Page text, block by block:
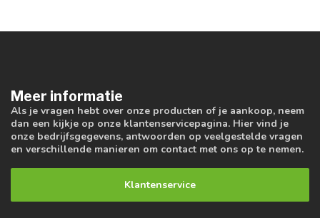
Meer informatie
Als je vragen hebt over onze producten of je aankoop, neem
dan een kijkje op onze klantenservicepagina. Hier vind je
onze bedrijfsgegevens, antwoorden op veelgestelde vragen
en verschillende manieren om contact met ons op te nemen.
Klantenservice